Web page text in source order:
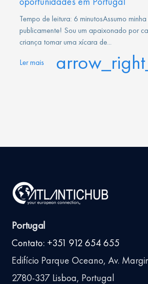
Tempo de leitura: 6 minutosAssumo
publicamente! Sou um apaixonado por
criança tomar uma xícara de...
Ler mais
Portugal
Contato: +351 912 654 655
Edifício Parque Oceano, Av.
2780-337 Lisboa, Portugal